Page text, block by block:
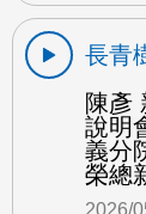
長青
陳彥
說明
義分
榮總
2026/